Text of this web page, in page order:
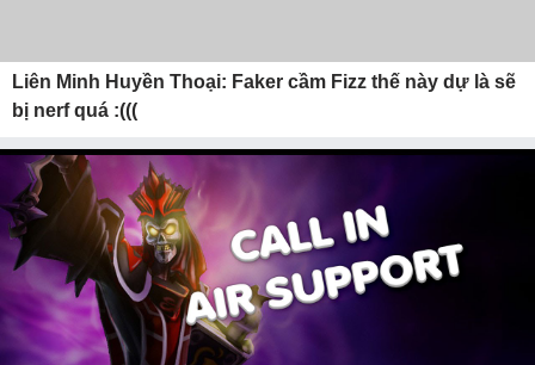
Liên Minh Huyền Thoại: Faker cầm Fizz thế này dự là sẽ
bị nerf quá :(((